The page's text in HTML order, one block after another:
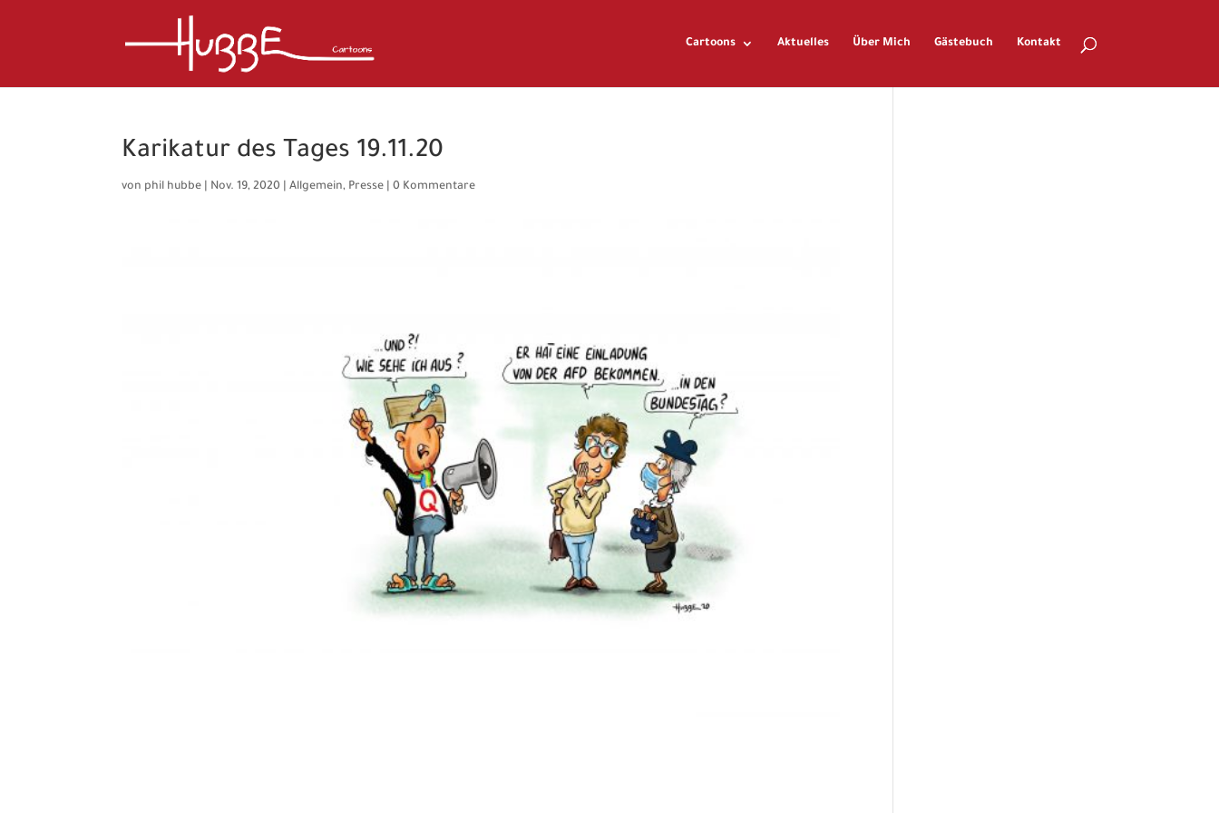
Cartoons Aktuelles Über Mich Gästebuch Kontakt
Karikatur des Tages 19.11.20
von phil hubbe Nov. 19, 2020 |Allgemein, Presse |0 Kommentare